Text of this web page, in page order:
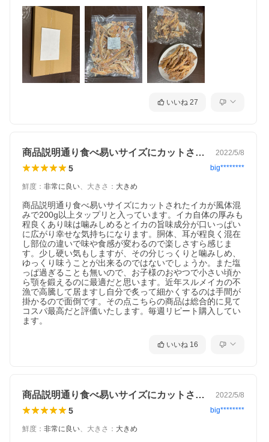
いいね 27
商品説明通り食べ易いサイズにカットされ… 2022/5/8
5 big********
鮮度 ： 非常に良い、 大きさ ： 大きめ
商品説明通り食べ易いサイズにカットされたイカが風体混
みで200g以上タップリと入っています。イカ自体の厚みも
程良くあり味は噛みしめるとイカの旨味成分が口いっぱい
に広がり幸せな気持ちになります。胴体、耳が程良く混在
し部位の違いで味や食感が変わるので楽しさすら感じま
す。少し硬い気もしますが、その分じっくりと噛みしめ、
ゆっくり味うことが出来るのではないでしょうか。また塩
っぱ過ぎることも無いので、お子様のおやつで小さい頃か
ら顎を鍛えるのに最適だと思います。近年スルメイカの不
漁で高騰して居ますし自分で炙って細かくするのは手間が
掛かるので面倒です。その点こちらの商品は総合的に見て
コスパ最高だと評価いたします。毎週リピート購入してい
ます。
いいね 16
商品説明通り食べ易いサイズにカットされ… 2022/5/8
5 big********
鮮度 ： 非常に良い、 大きさ ： 大きめ